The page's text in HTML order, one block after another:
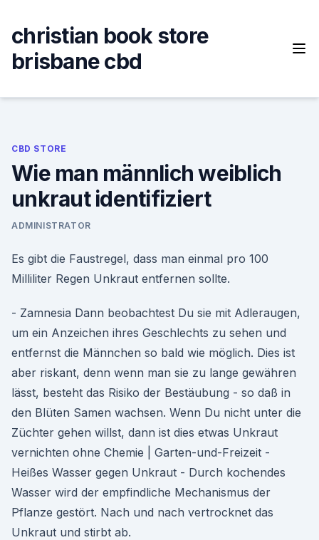
content
christian book store
brisbane cbd
CBD STORE
Wie man männlich weiblich
unkraut identifiziert
ADMINISTRATOR
Es gibt die Faustregel, dass man einmal pro 100
Milliliter Regen Unkraut entfernen sollte.
- Zamnesia Dann beobachtest Du sie mit Adleraugen,
um ein Anzeichen ihres Geschlechts zu sehen und
entfernst die Männchen so bald wie möglich. Dies ist
aber riskant, denn wenn man sie zu lange gewähren
lässt, besteht das Risiko der Bestäubung - so daß in
den Blüten Samen wachsen. Wenn Du nicht unter die
Züchter gehen willst, dann ist dies etwas Unkraut
vernichten ohne Chemie | Garten-und-Freizeit -
Heißes Wasser gegen Unkraut - Durch kochendes
Wasser wird der empfindliche Mechanismus der
Pflanze gestört. Nach und nach vertrocknet das
Unkraut und stirbt ab.